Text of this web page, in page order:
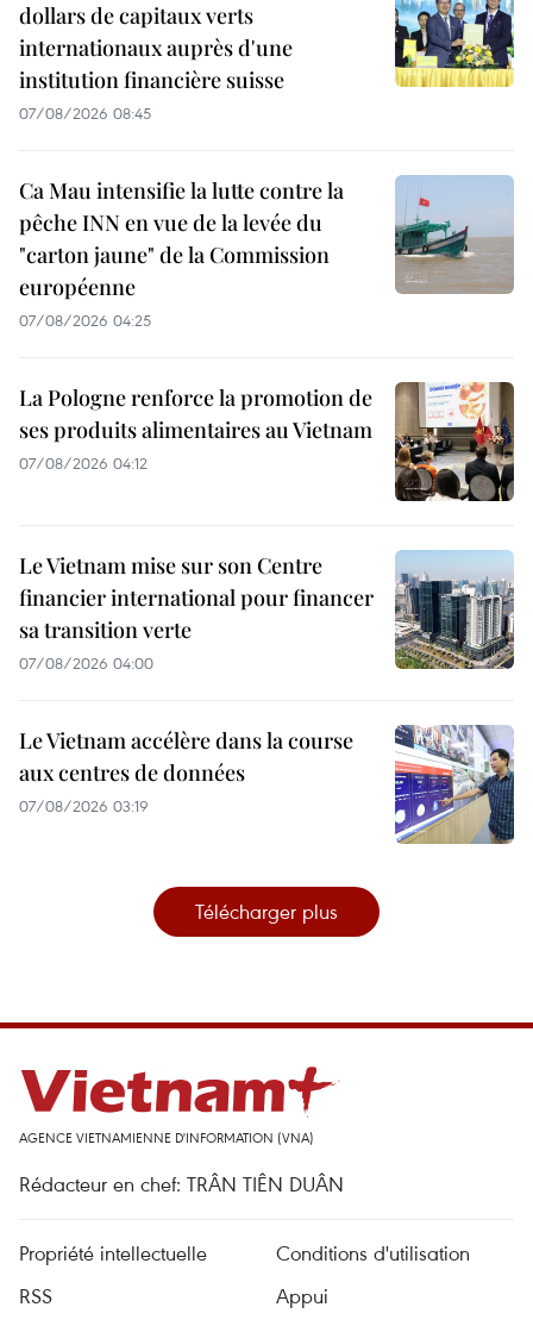
dollars de capitaux verts
internationaux auprès d'une
institution financière suisse
07/08/2026 08:45
Ca Mau intensifie la lutte contre la
pêche INN en vue de la levée du
"carton jaune" de la Commission
européenne
07/08/2026 04:25
La Pologne renforce la promotion de
ses produits alimentaires au Vietnam
07/08/2026 04:12
Le Vietnam mise sur son Centre
financier international pour financer
sa transition verte
07/08/2026 04:00
Le Vietnam accélère dans la course
aux centres de données
07/08/2026 03:19
Télécharger plus
AGENCE VIETNAMIENNE D'INFORMATION (VNA)
Rédacteur en chef: TRÂN TIÊN DUÂN
Propriété intellectuelle
Conditions d'utilisation
RSS
Appui